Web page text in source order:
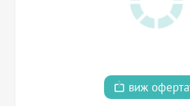
виж